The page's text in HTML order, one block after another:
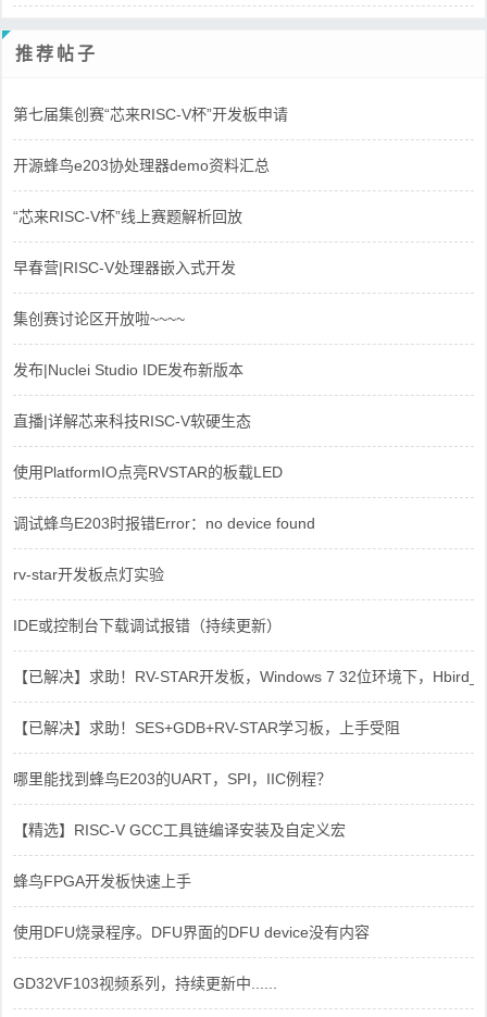
推荐帖子
第七届集创赛“芯来RISC-V杯”开发板申请
开源蜂鸟e203协处理器demo资料汇总
“芯来RISC-V杯”线上赛题解析回放
早春营|RISC-V处理器嵌入式开发
集创赛讨论区开放啦~~~~
发布|Nuclei Studio IDE发布新版本
直播|详解芯来科技RISC-V软硬生态
使用PlatformIO点亮RVSTAR的板载LED
调试蜂鸟E203时报错Error：no device found
rv-star开发板点灯实验
IDE或控制台下载调试报错（持续更新）
【已解决】求助！RV-STAR开发板，Windows 7 32位环境下，
【已解决】求助！SES+GDB+RV-STAR学习板，上手受阻
哪里能找到蜂鸟E203的UART，SPI，IIC例程？
【精选】RISC-V GCC工具链编译安装及自定义宏
蜂鸟FPGA开发板快速上手
使用DFU烧录程序。DFU界面的DFU device没有内容
GD32VF103视频系列，持续更新中......